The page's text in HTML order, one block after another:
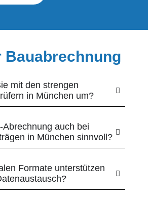
Bauabrechnung
mit den strengen
in München um?
Abrechnung auch bei
in München sinnvoll?
Formate unterstützen